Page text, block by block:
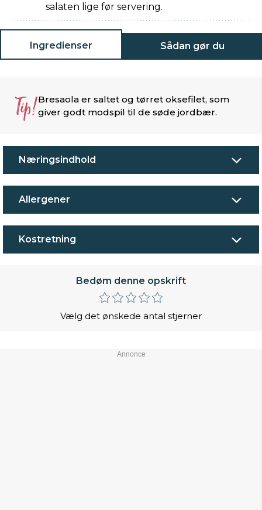
salaten lige før servering.
Ingredienser Sådan gør du
Tip!Bresaola er saltet og tørret oksefilet, som
giver godt modspil til de søde jordbær.
Næringsindhold
Allergener
Kostretning
Bedøm denne opskrift
Vælg det ønskede antal stjerner